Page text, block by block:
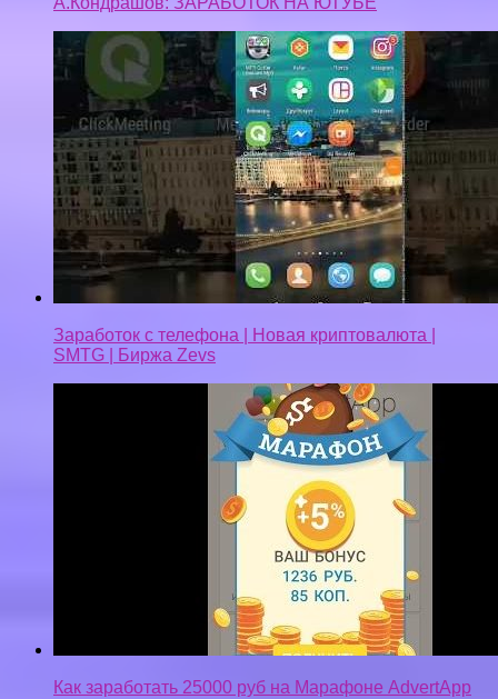
Заработок с телефона | Новая криптовалюта |
SMTG | Биржа Zevs
Как заработать 25000 руб на Марафоне AdvertApp